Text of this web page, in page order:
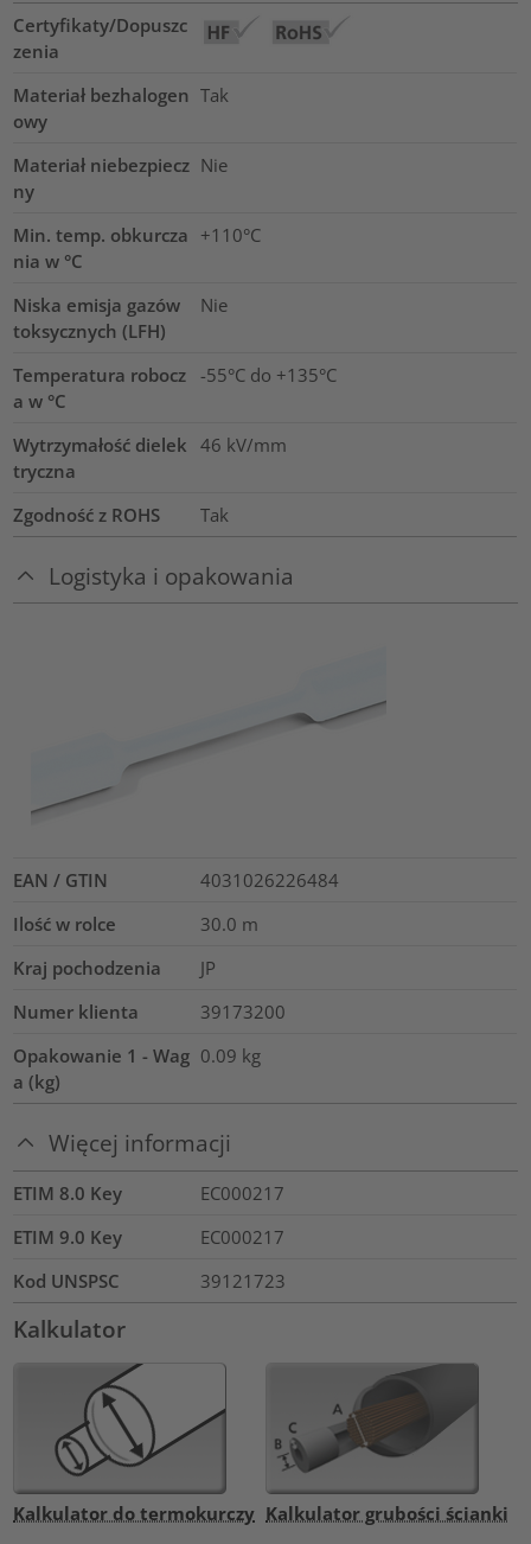
Certyfikaty/Dopuszc
zenia
Materiał bezhalogen
owy
Tak
Materiał niebezpiecz
ny
Nie
Min. temp. obkurcza
nia w °C
+110°C
Niska emisja gazów
toksycznych (LFH)
Nie
Temperatura robocz
a w °C
-55°C do +135°C
Wytrzymałość dielek
tryczna
46 kV/mm
Zgodność z ROHS Tak
Logistyka i opakowania
EAN / GTIN
4031026226484
Ilość w rolce
30.0 m
Kraj pochodzenia
JP
Numer klienta
39173200
Opakowanie 1 - Wag
a (kg)
0.09 kg
Więcej informacji
ETIM 8.0 Key
EC000217
ETIM 9.0 Key
EC000217
Kod UNSPSC
39121723
Kalkulator
Kalkulator do termokurczy Kalkulator grubości ścianki